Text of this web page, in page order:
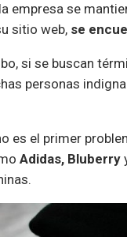
empresa se
sitio web, se
si se buscan
personas
es el primer
Adidas, Bluberry